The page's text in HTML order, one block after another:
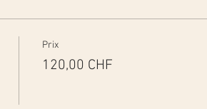
Prix
120,00 CHF